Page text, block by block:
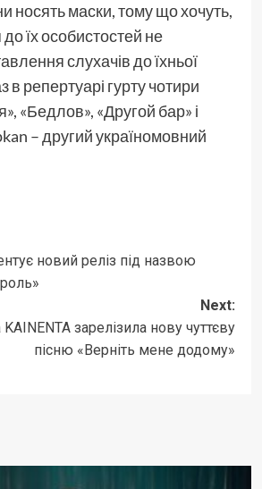
носять маски, тому що хочуть,
їх особистостей не
слухачів до їхньої
в репертуарі гурту чотири
«Бедлов», «Другой бар» і
– другий україномовний
новий реліз під назвою
Next:
KAINENTA зарелізила нову чуттєву
пісню «Верніть мене додому»